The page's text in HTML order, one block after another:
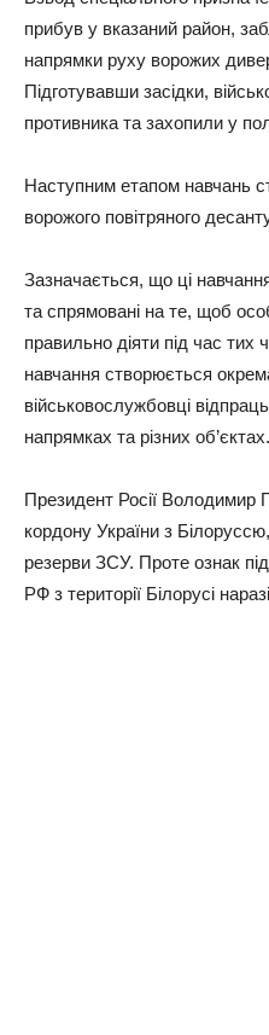
прибув у вказаний район,
напрямки руху ворожих
Підготувавши засідки,
противника та захопили у
Наступним етапом навчань
ворожого повітряного
Зазначається, що ці
та спрямовані на те, щоб
правильно діяти під час тих
навчання створюється
військовослужбовці
напрямках та різних об’єктах.
Президент Росії Володимир
кордону України з
резерви ЗСУ. Проте ознак
РФ з території Білорусі